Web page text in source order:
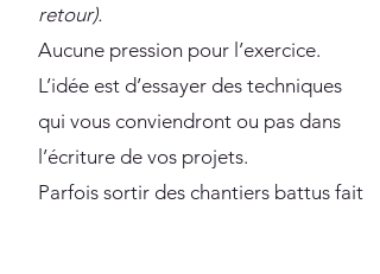
retour).
Aucune pression pour l’exercice.
L’idée est d’essayer des techniques
qui vous conviendront ou pas dans
l’écriture de vos projets.
Parfois sortir des chantiers battus fait